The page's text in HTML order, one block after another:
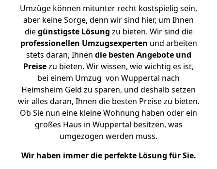
Umzüge können mitunter recht kostspielig sein,
aber keine Sorge, denn wir sind hier, um Ihnen
diegünstigste Lösung zu bieten. Wir sind die
professionellen Umzugsexperten und arbeiten
stets daran, Ihnen die besten Angebote und
Preisezu bieten. Wir wissen, wie wichtig es ist,
bei einem Umzug von Wuppertal nach
Heimsheim Geld zu sparen, und deshalb setzen
wir alles daran, Ihnen die besten Preise zu bieten.
Ob Sie nun eine kleine Wohnung haben oder ein
großes Haus in Wuppertal besitzen, was
umgezogen werden muss.
Wir haben immer die perfekte Lösung für Sie.